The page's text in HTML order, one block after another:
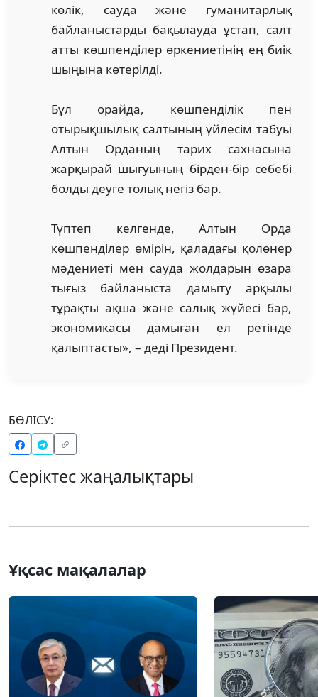
көлік, сауда және гуманитарлық
байланыстарды бақылауда ұстап, салт
атты көшпенділер өркениетінің ең биік
шыңына көтерілді.
Бұл орайда, көшпенділік пен
отырықшылық салтының үйлесім табуы
Алтын Орданың тарих сахнасына
жарқырай шығуының бірден-бір себебі
болды деуге толық негіз бар.
Түптеп келгенде, Алтын Орда
көшпенділер өмірін, қаладағы қолөнер
мәдениеті мен сауда жолдарын өзара
тығыз байланыста дамыту арқылы
тұрақты ақша және салық жүйесі бар,
экономикасы дамыған ел ретінде
қалыптасты», – деді Президент.
БӨЛІСУ:
Серіктес жаңалықтары
Ұқсас мақалалар